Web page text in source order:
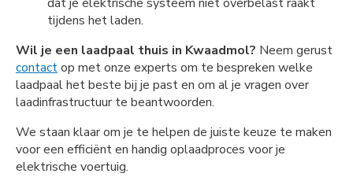
tijdens het laden.
Wil je een laadpaal thuis in Kwaadmol? Neem gerust
contactop met onze experts om te bespreken welke
laadpaal het beste bij je past en om al je vragen over
laadinfrastructuur te beantwoorden.
We staan klaar om je te helpen de juiste keuze te maken
voor een efficiënt en handig oplaadproces voor je
elektrische voertuig.